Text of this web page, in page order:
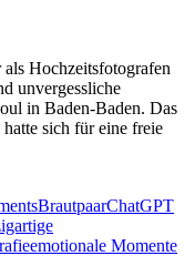
Hochzeitsfotografen
unvergessliche
in Baden-Baden. Das
sich für eine freie
BrautpaarChatGPT
emotionale Momente